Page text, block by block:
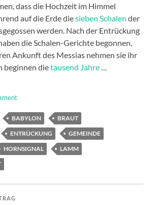
dass die Hochzeit im Himmel
auf die Erde diesieben Schalen der
werden. Nach der Entrückung
die Schalen-Gerichte begonnen,
Ankunft des Messias nehmen sie ihr
beginnen dietausend Jahre
BABYLON
BRAUT
ENTRÜCKUNG
GEMEINDE
HORNSIGNAL
LAMM